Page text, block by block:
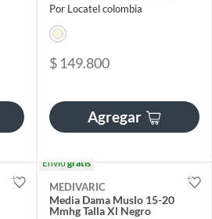
Por Locatel colombia
$ 149.800
Agregar
Envíogratis
MEDIVARIC
Media Dama Muslo 15-20
Mmhg Talla Xl Negro